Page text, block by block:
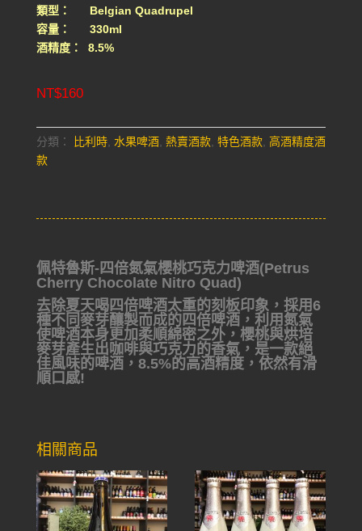
類型： Belgian Quadrupel
容量： 330ml
酒精度： 8.5%
NT$160
分類： 比利時, 水果啤酒, 熱賣酒款, 特色酒款, 高酒精度酒
款
佩特魯斯-四倍氮氣櫻桃巧克力啤酒(Petrus
Cherry Chocolate Nitro Quad)
去除夏天喝四倍啤酒太重的刻板印象，採用6
種不同麥芽釀製而成的四倍啤酒，利用氮氣
使啤酒本身更加柔順綿密之外，櫻桃與烘培
麥芽產生出咖啡與巧克力的香氣，是一款絕
佳風味的啤酒，8.5%的高酒精度，依然有滑
順口感!
相關商品